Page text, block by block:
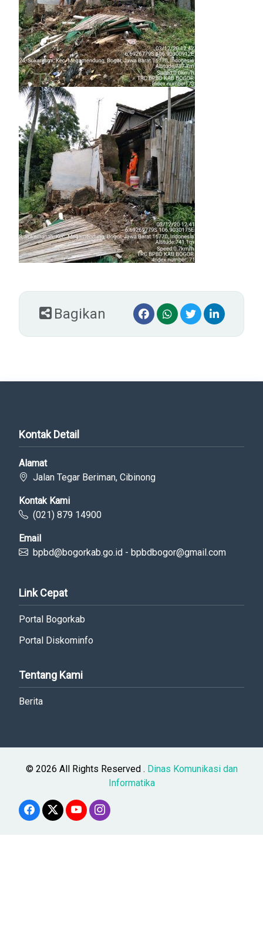
Bagikan
Kontak Detail
Alamat
Jalan Tegar Beriman, Cibinong
Kontak Kami
(021) 879 14900
Email
bpbd@bogorkab.go.id - bpbdbogor@gmail.com
Link Cepat
Portal Bogorkab
Portal Diskominfo
Tentang Kami
Berita
© 2026 All Rights Reserved . Dinas Komunikasi dan
Informatika